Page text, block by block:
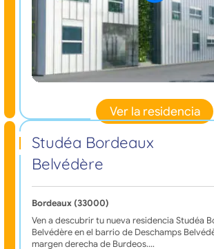
Ver la residencia
Studéa Bordeaux
Belvédère
Bordeaux (33000)
Ven a descubrir tu nueva residencia Studéa
Belvédère en el barrio de Deschamps
margen derecha de Burdeos.…